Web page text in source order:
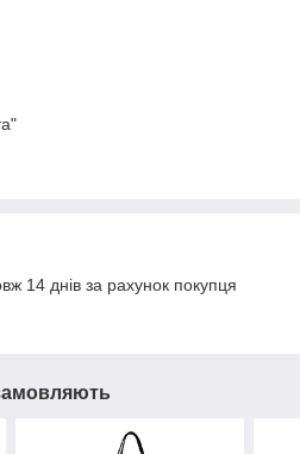
14 днів за рахунок покупця